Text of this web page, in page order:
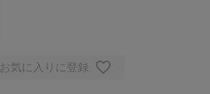
お気に入りに登録